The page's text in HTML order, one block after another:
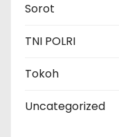
Sorot
TNI POLRI
Tokoh
Uncategorized